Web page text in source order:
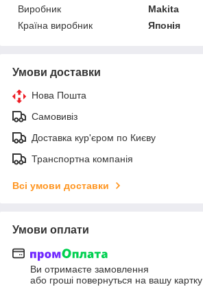
Виробник
Makita
Країна виробник
Японія
Умови доставки
Нова Пошта
Самовивіз
Доставка кур'єром по Києву
Транспортна компанія
Всі умови доставки
Умови оплати
Ви отримаєте замовлення
або гроші повернуться на вашу картку